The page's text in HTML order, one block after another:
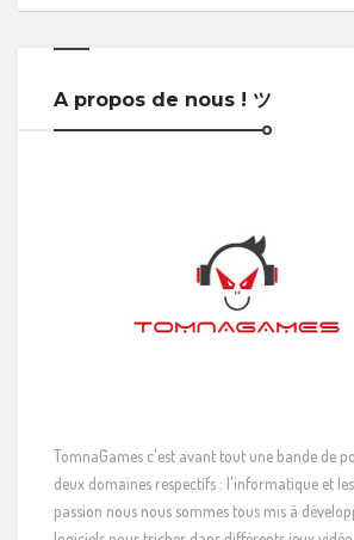
A propos de nous ! ツ
TomnaGames c'est avant tout une bande de
deux domaines respectifs : l'informatique et
passion nous nous sommes tous mis à